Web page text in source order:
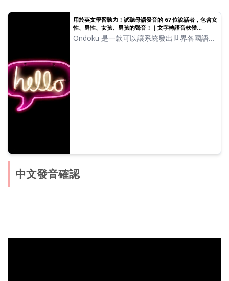
用於英文學習聽力！試聽母語發音的 67 位說話者，包含女
性、男性、女孩、男孩的聲音！｜文字轉語音軟體
Ondoku
Ondoku 是一款可以讓系統發出世界各國語言
中文發音確認